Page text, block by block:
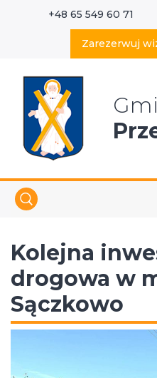
+48 65 549 60 71
Zarezerwuj
Kolejna
drogowa w
Sączkowo
Wyszukaj w serwisie